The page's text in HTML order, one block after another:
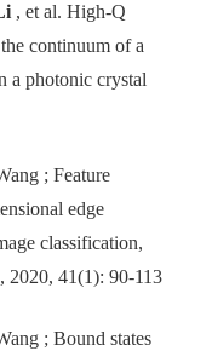
, et al. High-Q
continuum of a
a photonic crystal
; Feature
edge
classification,
2020, 41(1): 90-113
; Bound states